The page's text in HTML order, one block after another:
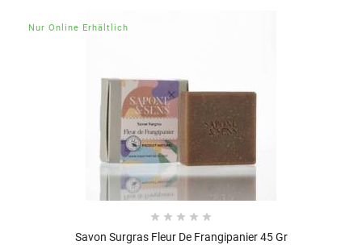
Nur Online Erhältlich
    
Savon Surgras Fleur De Frangipanier 45 Gr